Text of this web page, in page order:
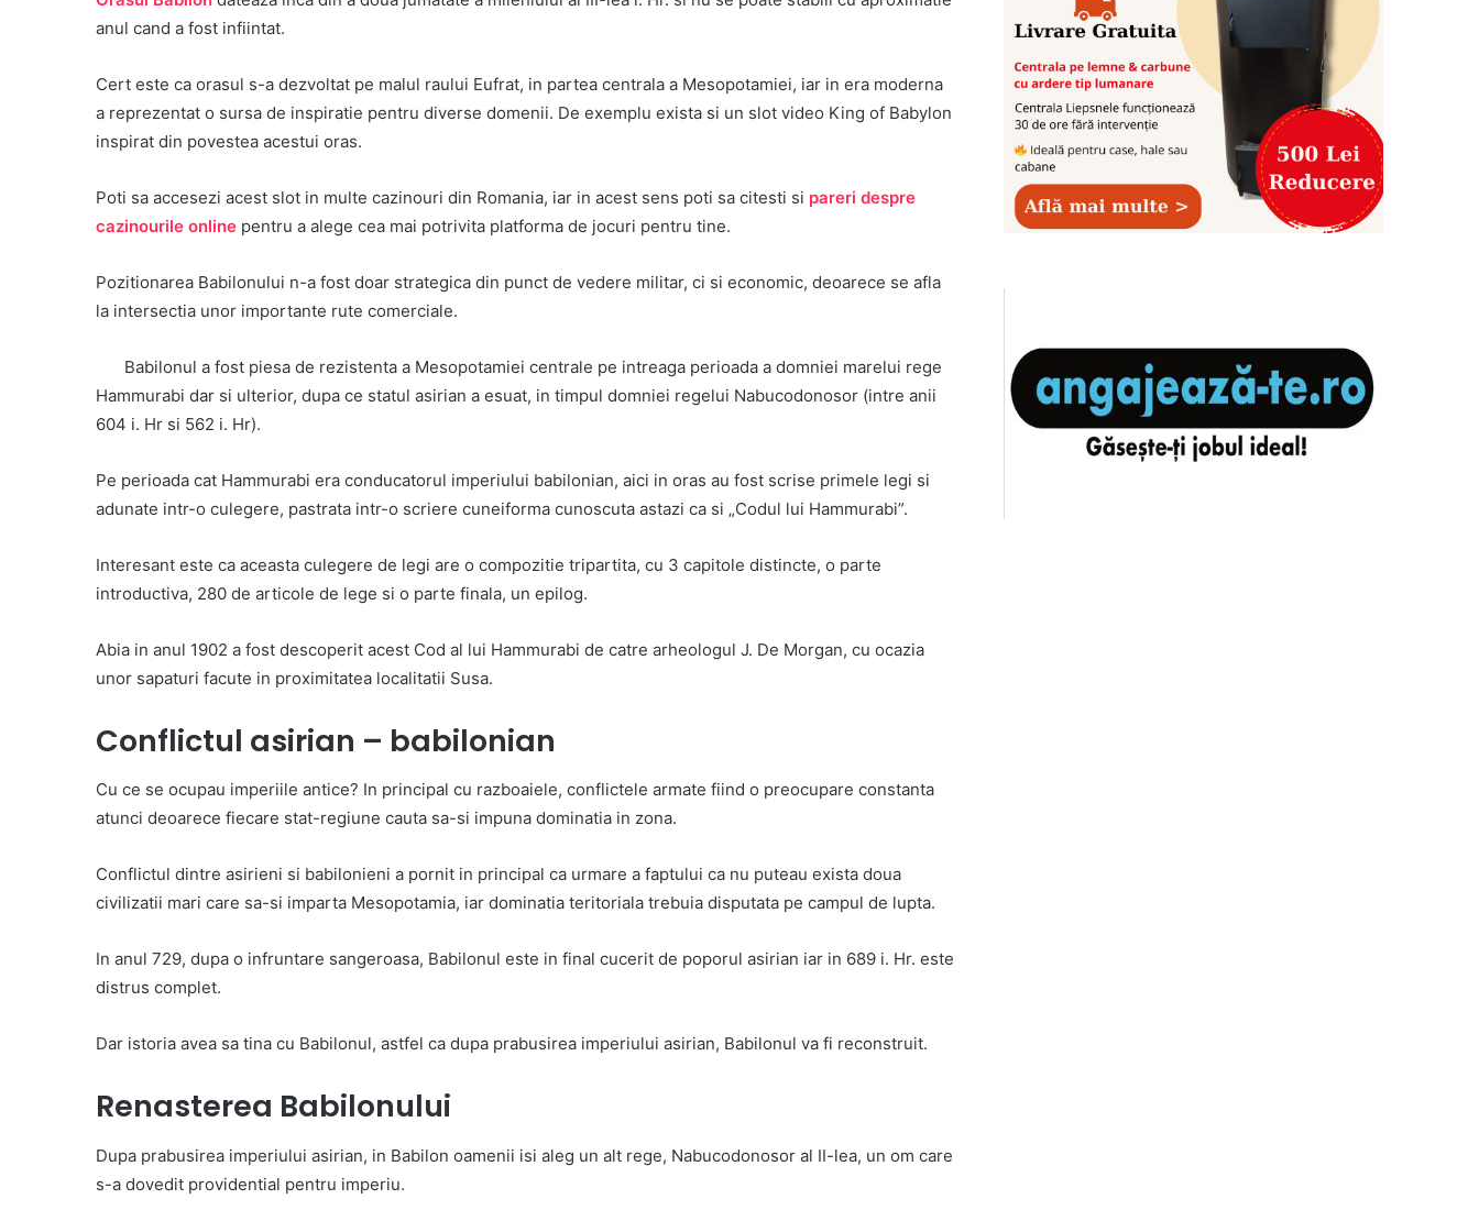
anul cand a fost infiintat.
Cert este ca orasul s-a dezvoltat pe malul raului Eufrat, in partea centrala a Mesopotamiei, iar in era moderna
a reprezentat o sursa de inspiratie pentru diverse domenii. De exemplu exista si un slot video King of Babylon
inspirat din povestea acestui oras.
Poti sa accesezi acest slot in multe cazinouri din Romania, iar in acest sens poti sa citesti si pareri despre
cazinourile online pentru a alege cea mai potrivita platforma de jocuri pentru tine.
Pozitionarea Babilonului n-a fost doar strategica din punct de vedere militar, ci si economic, deoarece se afla
la intersectia unor importante rute comerciale.
Babilonul a fost piesa de rezistenta a Mesopotamiei centrale pe intreaga perioada a domniei marelui rege
Hammurabi dar si ulterior, dupa ce statul asirian a esuat, in timpul domniei regelui Nabucodonosor (intre anii
604 i. Hr si 562 i. Hr).
Pe perioada cat Hammurabi era conducatorul imperiului babilonian, aici in oras au fost scrise primele legi si
adunate intr-o culegere, pastrata intr-o scriere cuneiforma cunoscuta astazi ca si „Codul lui Hammurabi”.
Interesant este ca aceasta culegere de legi are o compozitie tripartita, cu 3 capitole distincte, o parte
introductiva, 280 de articole de lege si o parte finala, un epilog.
Abia in anul 1902 a fost descoperit acest Cod al lui Hammurabi de catre arheologul J. De Morgan, cu ocazia
unor sapaturi facute in proximitatea localitatii Susa.
Conflictul asirian – babilonian
Cu ce se ocupau imperiile antice? In principal cu razboaiele, conflictele armate fiind o preocupare constanta
atunci deoarece fiecare stat-regiune cauta sa-si impuna dominatia in zona.
Conflictul dintre asirieni si babilonieni a pornit in principal ca urmare a faptului ca nu puteau exista doua
civilizatii mari care sa-si imparta Mesopotamia, iar dominatia teritoriala trebuia disputata pe campul de lupta.
In anul 729, dupa o infruntare sangeroasa, Babilonul este in final cucerit de poporul asirian iar in 689 i. Hr. este
distrus complet.
Dar istoria avea sa tina cu Babilonul, astfel ca dupa prabusirea imperiului asirian, Babilonul va fi reconstruit.
Renasterea Babilonului
Dupa prabusirea imperiului asirian, in Babilon oamenii isi aleg un alt rege, Nabucodonosor al II-lea, un om care
s-a dovedit providential pentru imperiu.